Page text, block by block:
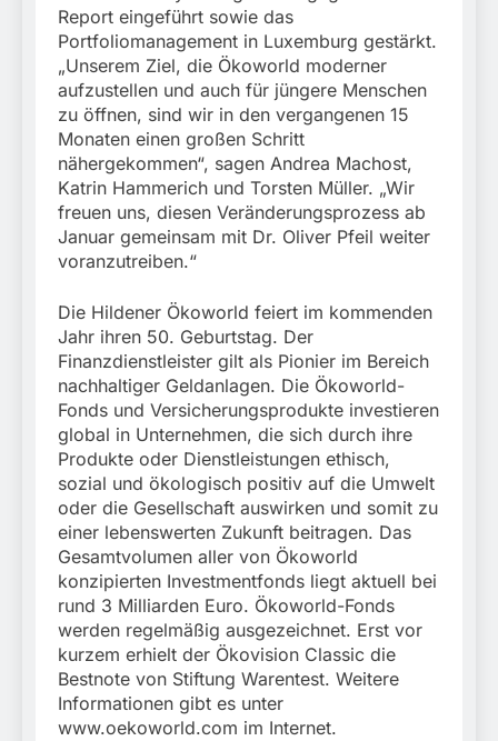
Report eingeführt sowie das
Portfoliomanagement in Luxemburg gestärkt.
„Unserem Ziel, die Ökoworld moderner
aufzustellen und auch für jüngere Menschen
zu öffnen, sind wir in den vergangenen 15
Monaten einen großen Schritt
nähergekommen“, sagen Andrea Machost,
Katrin Hammerich und Torsten Müller. „Wir
freuen uns, diesen Veränderungsprozess ab
Januar gemeinsam mit Dr. Oliver Pfeil weiter
voranzutreiben.“
Die Hildener Ökoworld feiert im kommenden
Jahr ihren 50. Geburtstag. Der
Finanzdienstleister gilt als Pionier im Bereich
nachhaltiger Geldanlagen. Die Ökoworld-
Fonds und Versicherungsprodukte investieren
global in Unternehmen, die sich durch ihre
Produkte oder Dienstleistungen ethisch,
sozial und ökologisch positiv auf die Umwelt
oder die Gesellschaft auswirken und somit zu
einer lebenswerten Zukunft beitragen. Das
Gesamtvolumen aller von Ökoworld
konzipierten Investmentfonds liegt aktuell bei
rund 3 Milliarden Euro. Ökoworld-Fonds
werden regelmäßig ausgezeichnet. Erst vor
kurzem erhielt der Ökovision Classic die
Bestnote von Stiftung Warentest. Weitere
Informationen gibt es unter
www.oekoworld.com im Internet.